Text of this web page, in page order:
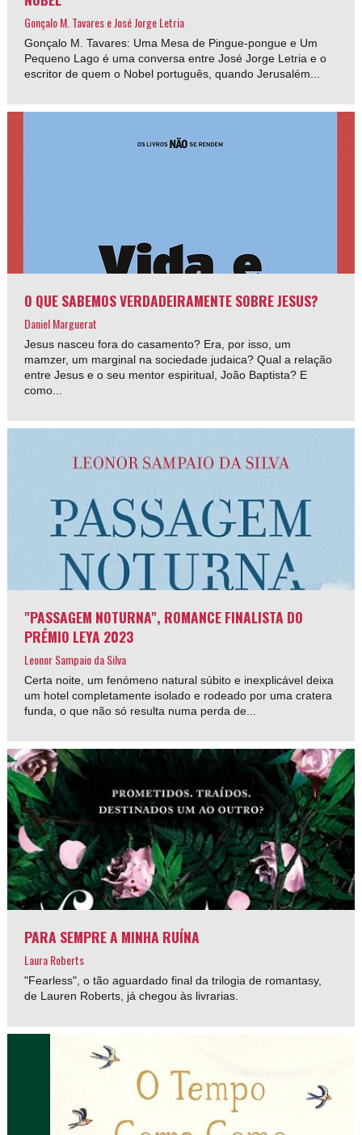
Gonçalo M. Tavares e José Jorge Letria
Gonçalo M. Tavares: Uma Mesa de Pingue-pongue e Um
Pequeno Lago é uma conversa entre José Jorge Letria e o
escritor de quem o Nobel português, quando Jerusalém...
O QUE SABEMOS VERDADEIRAMENTE SOBRE JESUS?
Daniel Marguerat
Jesus nasceu fora do casamento? Era, por isso, um
mamzer, um marginal na sociedade judaica? Qual a relação
entre Jesus e o seu mentor espiritual, João Baptista? E
como...
"PASSAGEM NOTURNA", ROMANCE FINALISTA DO
PRÉMIO LEYA 2023
Leonor Sampaio da Silva
Certa noite, um fenómeno natural súbito e inexplicável deixa
um hotel completamente isolado e rodeado por uma cratera
funda, o que não só resulta numa perda de...
PARA SEMPRE A MINHA RUÍNA
Laura Roberts
"Fearless", o tão aguardado final da trilogia de romantasy,
de Lauren Roberts, já chegou às livrarias.